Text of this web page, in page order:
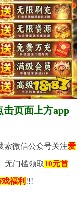
击页面上方app
微信公众号关注爱
无门槛领取10元首
戏福利 !!!